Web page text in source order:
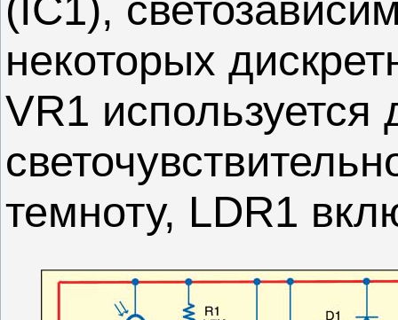
некоторых
VR1 используется
темноту, LDR1